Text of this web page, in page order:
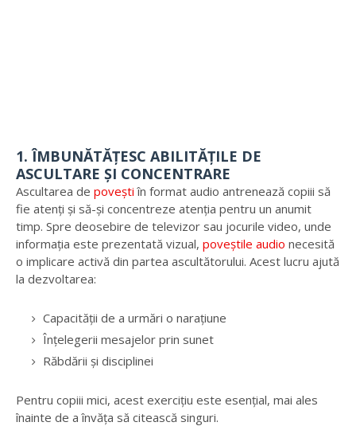
1. ÎMBUNĂTĂȚESC ABILITĂȚILE DE
ASCULTARE ȘI CONCENTRARE
Ascultarea de povești în format audio antrenează copiii să
fie atenți și să-și concentreze atenția pentru un anumit
timp. Spre deosebire de televizor sau jocurile video, unde
informația este prezentată vizual, poveștile audio necesită
o implicare activă din partea ascultătorului. Acest lucru ajută
la dezvoltarea:
Capacității de a urmări o narațiune
Înțelegerii mesajelor prin sunet
Răbdării și disciplinei
Pentru copiii mici, acest exercițiu este esențial, mai ales
înainte de a învăța să citească singuri.